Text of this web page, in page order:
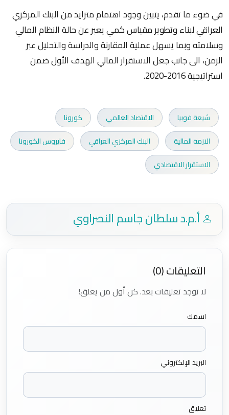
في ضوء ما تقدم، يتبين وجود اهتمام متزايد من البنك المركزي
العراقي لبناء وتطوير مقياس كمي يعبر عن حالة النظام المالي
وسلامته وبما يسهل عملية المقارنة والدراسة والتحليل عبر
الزمن، الى جانب جعل الاستقرار المالي الهدف الأول ضمن
استراتيجية 2016-2020.
شيعة فوبيا الاقتصاد العالمي
كورونا
الازمة المالية
البنك المركزي العراقي
فايروس الكورونا
الاستقرار الاقتصادي
أ.م.د سلطان جاسم النصراوي
التعليقات (0)
لا توجد تعليقات بعد. كن أول من يعلق!
اسمك
البريد الإلكتروني
تعليق